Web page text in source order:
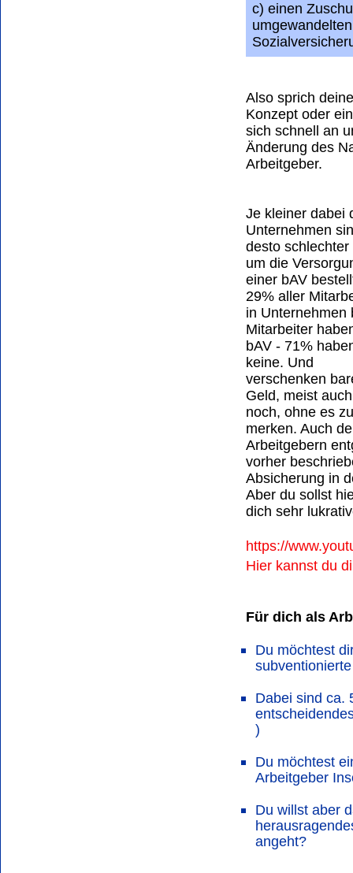
c) einen
Also sprich
Konzept oder
sich schnell an
Änderung des
Arbeitgeber.
Je kleiner dabei
Unternehmen
desto schlechter
um die
einer bAV
29% aller
in Unternehmen
Mitarbeiter
bAV - 71%
keine. Und
verschenken
Geld, meist auch
noch, ohne es zu
merken. Auch
Arbeitgebern
vorher
Absicherung in
Aber du sollst
dich sehr
https://
Hier kannst du
Für dich als
Du möchtest
Dabei sind ca.
)
Du möchtest
Arbeitgeber
Du willst aber
angeht?